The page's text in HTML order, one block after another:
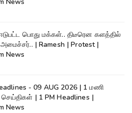
News
ஈடுபட்ட பொது மக்கள்.. திடீரென களத்தில்
| Ramesh | Protest |
News
- 09 AUG 2026 | 1 மணி
செய்திகள் | 1 PM Headlines |
News